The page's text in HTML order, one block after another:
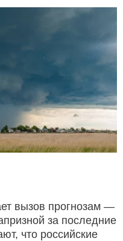
вызов прогнозам —
за последние
что российские